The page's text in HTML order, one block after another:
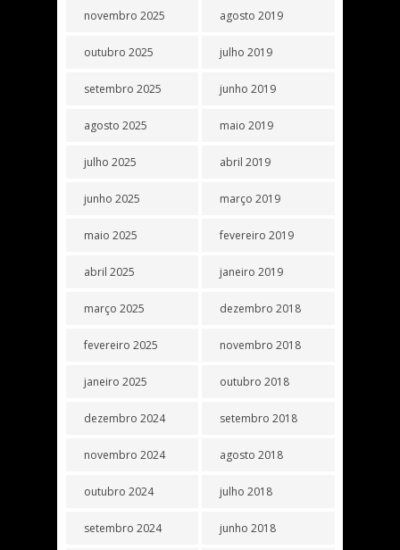
novembro 2025
outubro 2025
setembro 2025
agosto 2025
julho 2025
junho 2025
maio 2025
abril 2025
março 2025
fevereiro 2025
janeiro 2025
dezembro 2024
novembro 2024
outubro 2024
setembro 2024
agosto 2019
julho 2019
junho 2019
maio 2019
abril 2019
março 2019
fevereiro 2019
janeiro 2019
dezembro 2018
novembro 2018
outubro 2018
setembro 2018
agosto 2018
julho 2018
junho 2018